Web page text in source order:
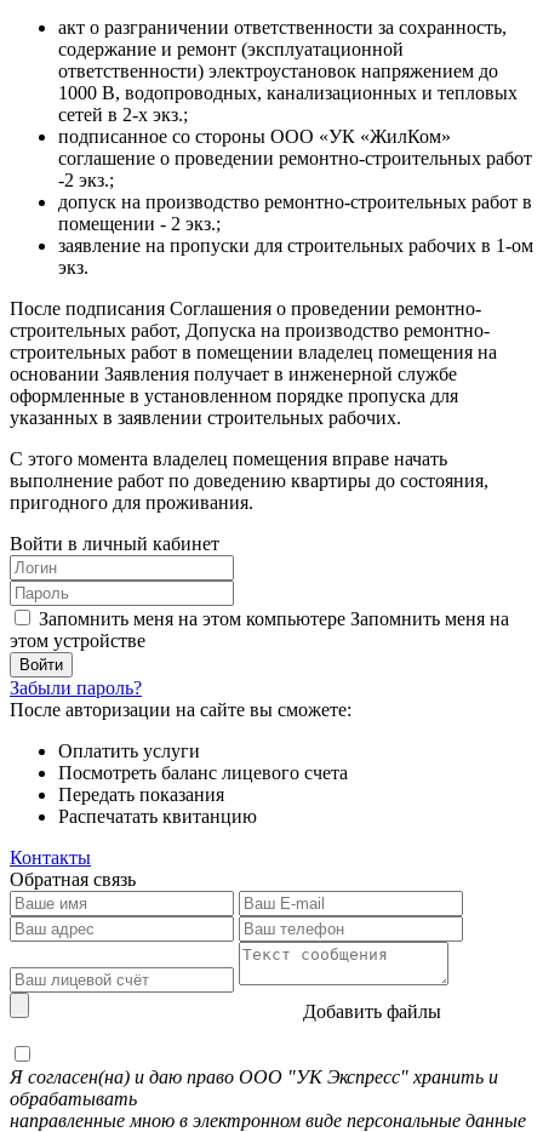
акт о разграничении ответственности за сохранность,
содержание и ремонт (эксплуатационной
ответственности) электроустановок напряжением до
1000 В, водопроводных, канализационных и тепловых
сетей в 2-х экз.;
подписанное со стороны ООО «УК «ЖилКом»
соглашение о проведении ремонтно-строительных работ
-2 экз.;
допуск на производство ремонтно-строительных работ в
помещении - 2 экз.;
заявление на пропуски для строительных рабочих в 1-ом
экз.
После подписания Соглашения о проведении ремонтно-
строительных работ, Допуска на производство ремонтно-
строительных работ в помещении владелец помещения на
основании Заявления получает в инженерной службе
оформленные в установленном порядке пропуска для
указанных в заявлении строительных рабочих.
С этого момента владелец помещения вправе начать
выполнение работ по доведению квартиры до состояния,
пригодного для проживания.
Войти в личный кабинет
Запомнить меня на этом компьютере Запомнить меня на
этом устройстве
Забыли пароль?
После авторизации на сайте вы сможете:
Оплатить услуги
Посмотреть баланс лицевого счета
Передать показания
Распечатать квитанцию
Контакты
Обратная связь
Добавить файлы
Я согласен(на) и даю право ООО "УК Экспресс" хранить и
обрабатывать
направленные мною в электронном виде персональные данные